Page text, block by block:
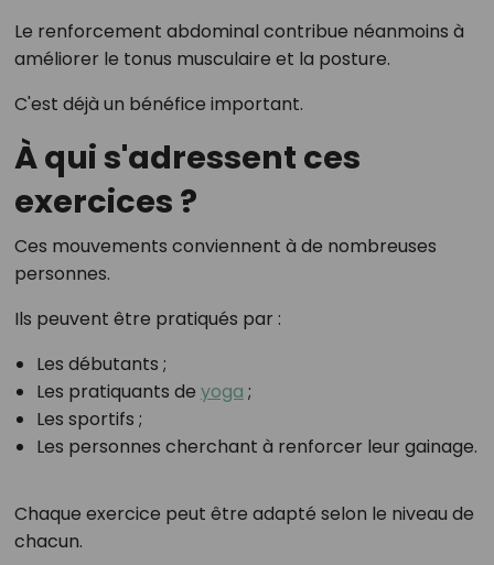
Le renforcement abdominal contribue néanmoins à
améliorer le tonus musculaire et la posture.
C'est déjà un bénéfice important.
À qui s'adressent ces
exercices ?
Ces mouvements conviennent à de nombreuses
personnes.
Ils peuvent être pratiqués par :
Les débutants ;
Les pratiquants de yoga ;
Les sportifs ;
Les personnes cherchant à renforcer leur gainage.
Chaque exercice peut être adapté selon le niveau de
chacun.